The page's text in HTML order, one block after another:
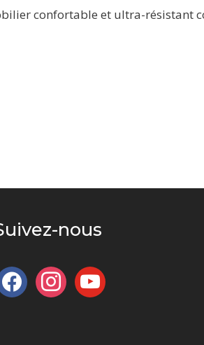
confortable et ultra-résistant
nous
instagramyoutube